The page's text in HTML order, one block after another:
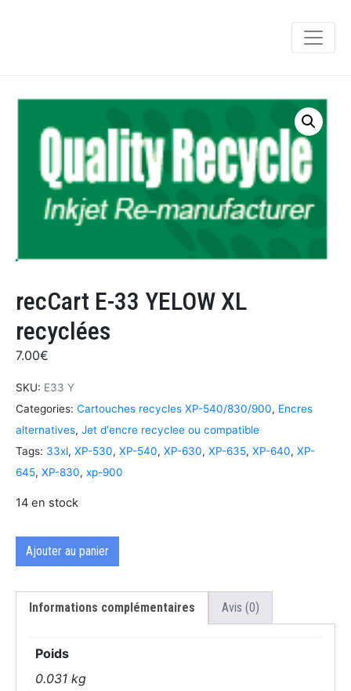
recCart E-33 YELOW XL
recyclées
7.00€
SKU: E33 Y
Categories: Cartouches recycles XP-540/830/900, Encres
alternatives, Jet d'encre recyclee ou compatible
Tags: 33xl, XP-530, XP-540, XP-630, XP-635, XP-640, XP-
645, XP-830, xp-900
14 en stock
Ajouter au panier
Informations complémentaires Avis (0)
Poids
0.031 kg